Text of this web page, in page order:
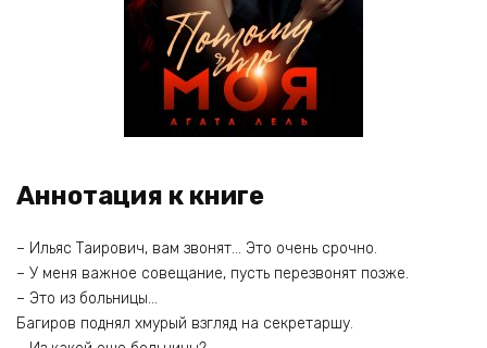
Аннотация к книге
– Ильяс Таирович, вам звонят… Это очень срочно.
– У меня важное совещание, пусть перезвонят позже.
– Это из больницы…
Багиров поднял хмурый взгляд на секретаршу.